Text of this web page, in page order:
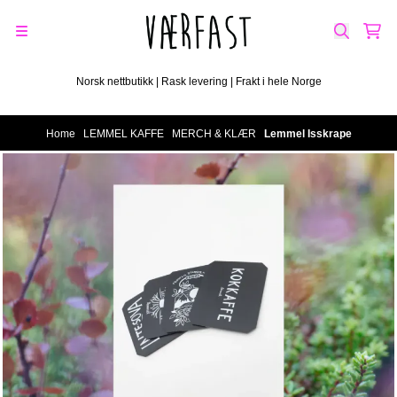
Norsk nettbutikk | Rask levering | Frakt i hele Norge
Home LEMMEL KAFFE MERCH & KLÆR Lemmel Isskrape